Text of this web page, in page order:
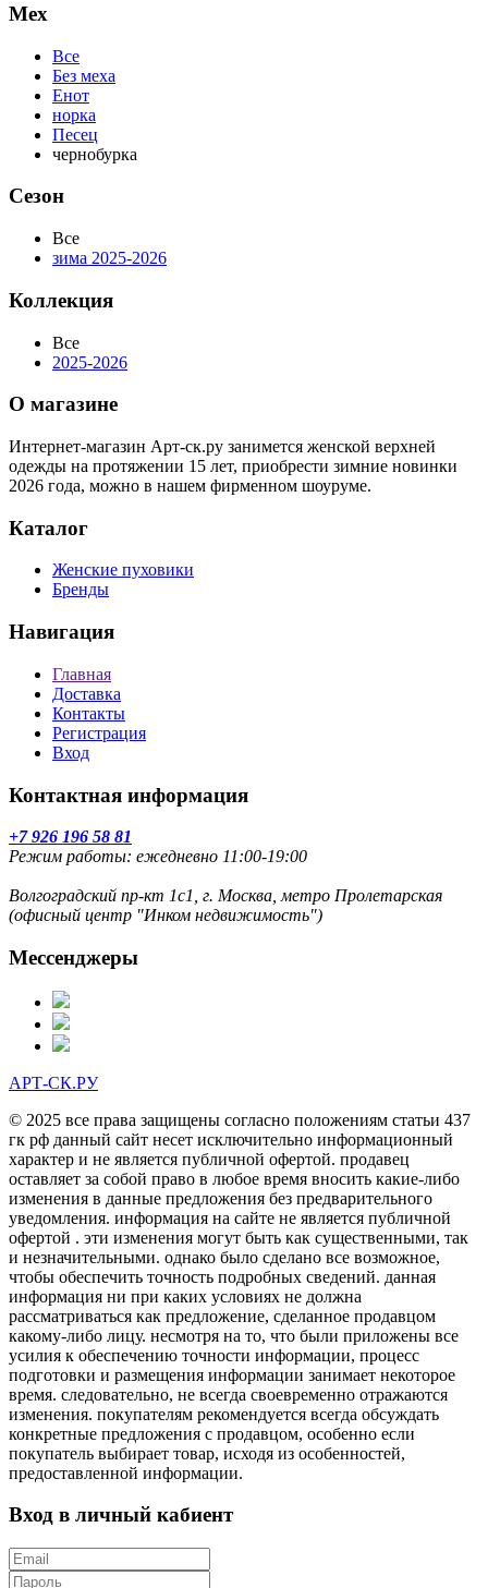
Мех
Все
Без меха
Енот
норка
Песец
чернобурка
Сезон
Все
зима 2025-2026
Коллекция
Все
2025-2026
О магазине
Интернет-магазин Арт-ск.ру занимется женской верхней
одежды на протяжении 15 лет, приобрести зимние новинки
2026 года, можно в нашем фирменном шоуруме.
Каталог
Женские пуховики
Бренды
Навигация
Главная
Доставка
Контакты
Регистрация
Вход
Контактная информация
+7 926 196 58 81
Режим работы: ежедневно 11:00-19:00
Волгоградский пр-кт 1с1, г. Москва, метро Пролетарская
(офисный центр "Инком недвижимость")
Мессенджеры
АРТ-СК.РУ
© 2025 все права защищены согласно положениям статьи 437
гк рф данный сайт несет исключительно информационный
характер и не является публичной офертой. продавец
оставляет за собой право в любое время вносить какие-либо
изменения в данные предложения без предварительного
уведомления. информация на сайте не является публичной
офертой . эти изменения могут быть как существенными, так
и незначительными. однако было сделано все возможное,
чтобы обеспечить точность подробных сведений. данная
информация ни при каких условиях не должна
рассматриваться как предложение, сделанное продавцом
какому-либо лицу. несмотря на то, что были приложены все
усилия к обеспечению точности информации, процесс
подготовки и размещения информации занимает некоторое
время. следовательно, не всегда своевременно отражаются
изменения. покупателям рекомендуется всегда обсуждать
конкретные предложения с продавцом, особенно если
покупатель выбирает товар, исходя из особенностей,
предоставленной информации.
Вход в личный кабиент